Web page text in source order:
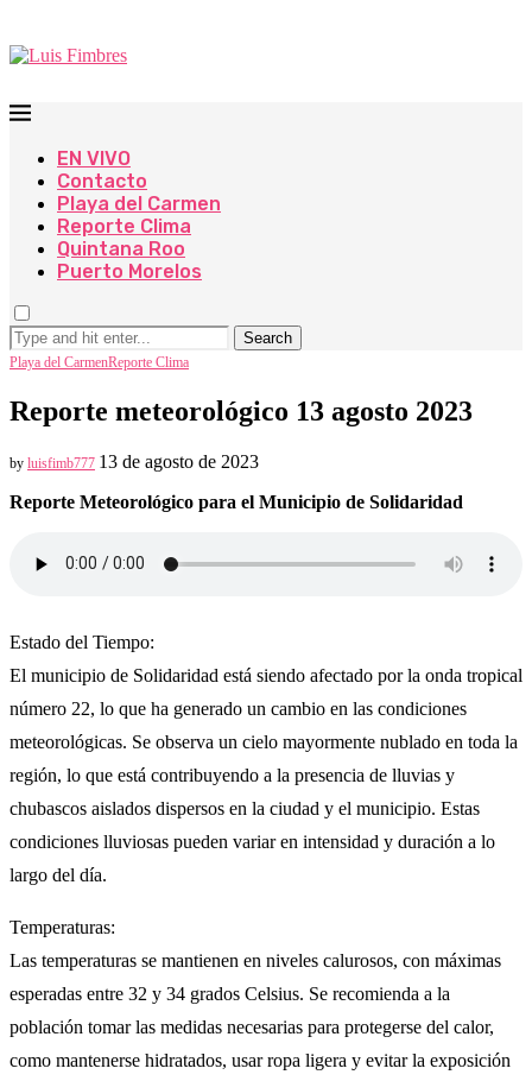
EN VIVO
Contacto
Playa del Carmen
Reporte Clima
Quintana Roo
Puerto Morelos
Search
Playa del CarmenReporte Clima
Reporte meteorológico 13 agosto 2023
by luisfimb777 13 de agosto de 2023
Reporte Meteorológico para el Municipio de Solidaridad
Estado del Tiempo:
El municipio de Solidaridad está siendo afectado por la onda tropical
número 22, lo que ha generado un cambio en las condiciones
meteorológicas. Se observa un cielo mayormente nublado en toda la
región, lo que está contribuyendo a la presencia de lluvias y
chubascos aislados dispersos en la ciudad y el municipio. Estas
condiciones lluviosas pueden variar en intensidad y duración a lo
largo del día.
Temperaturas:
Las temperaturas se mantienen en niveles calurosos, con máximas
esperadas entre 32 y 34 grados Celsius. Se recomienda a la
población tomar las medidas necesarias para protegerse del calor,
como mantenerse hidratados, usar ropa ligera y evitar la exposición